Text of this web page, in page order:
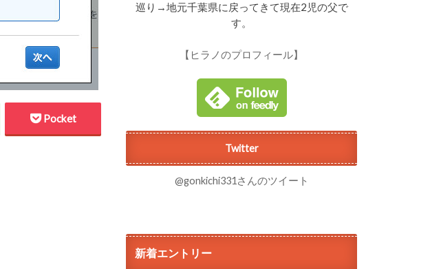
Pocket
巡り→地元千葉県に戻ってきて現在2児の父で
す。
【ヒラノのプロフィール】
Twitter
@gonkichi331さんのツイート
新着エントリー